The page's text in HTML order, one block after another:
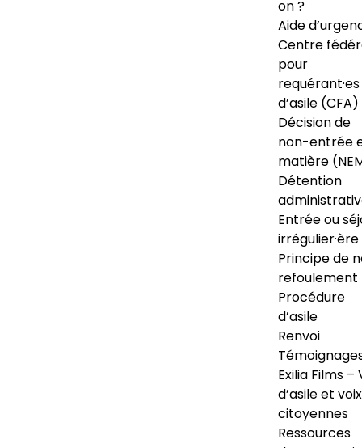
on ?
Aide
Centre
pour
requérant·es
d’asile (CFA)
Décision de
non-entrée
matière
Détention
Entrée ou
irrégulier·ère
Principe de
refoulement
Procédure
d’asile
Renvoi
Exilia Films –
d’asile et voix
citoyennes
Ressources